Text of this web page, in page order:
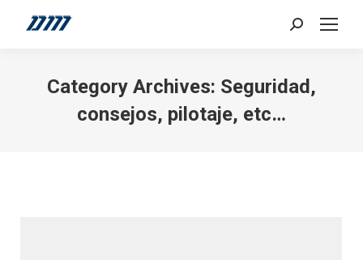
Search:
Category Archives: Seguridad,
consejos, pilotaje, etc…